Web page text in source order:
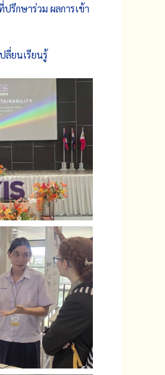
รึกษาร่วม ผลการเข้า
ลี่ยนเรียนรู้